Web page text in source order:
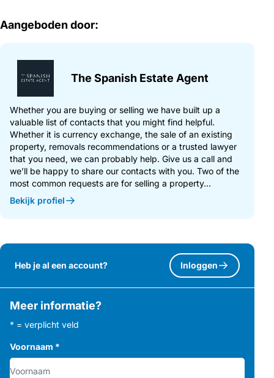
Aangeboden door:
The Spanish Estate Agent
Whether you are buying or selling we have built up a
valuable list of contacts that you might find helpful.
Whether it is currency exchange, the sale of an existing
property, removals recommendations or a trusted lawyer
that you need, we can probably help. Give us a call and
we’ll be happy to share our contacts with you. Two of the
most common requests are for selling a property...
Bekijk profiel
Heb je al een account? Inloggen
Meer informatie?
* = verplicht veld
Voornaam *